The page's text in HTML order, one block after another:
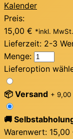
Kalender
Preis:
15,00 € *inkl. MwSt.
Lieferzeit: 2-3
Menge:
Lieferoption
📦 Versand + 9,00
🚚
Warenwert: 15,00